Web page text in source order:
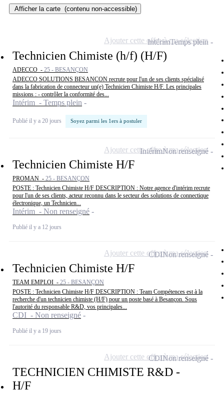
Afficher la carte (contenu non-accessible)
Technicien Chimiste (h/f) (H/F)
ADECCO - 25 - BESANÇON
ADECCO SOLUTIONS BESANCON recrute pour l'un de ses clients spécialisé
dans la fabrication de connecteur un(e) Technicien Chimiste H/F. Les principales
missions : - contrôler la conformité des...
Intérim - Temps plein
Publié il y a 20 jours Soyez parmi les 1ers à postuler
IntérimTemps plein
Ajouter cette offre à ma sélection
Technicien Chimiste H/F
PROMAN - 25 - BESANÇON
POSTE : Technicien Chimiste H/F DESCRIPTION : Notre agence d'intérim recrute
pour l'un de ses clients, acteur reconnu dans le secteur des solutions de connectique
électronique, un Technicien...
Intérim - Non renseigné
Publié il y a 12 jours
IntérimNon renseigné
Ajouter cette offre à ma sélection
Technicien Chimiste H/F
TEAM EMPLOI - 25 - BESANÇON
POSTE : Technicien Chimiste H/F DESCRIPTION : Team Compétences est à la
recherche d'un technicien chimiste (H/F) pour un poste basé à Besançon. Sous
l'autorité du responsable R&D, vos principales...
CDI - Non renseigné
Publié il y a 19 jours
CDINon renseigné
Ajouter cette offre à ma sélection
TECHNICIEN CHIMISTE R&D -
H/F
CDINon renseigné
Ajouter cette offre à ma sélection